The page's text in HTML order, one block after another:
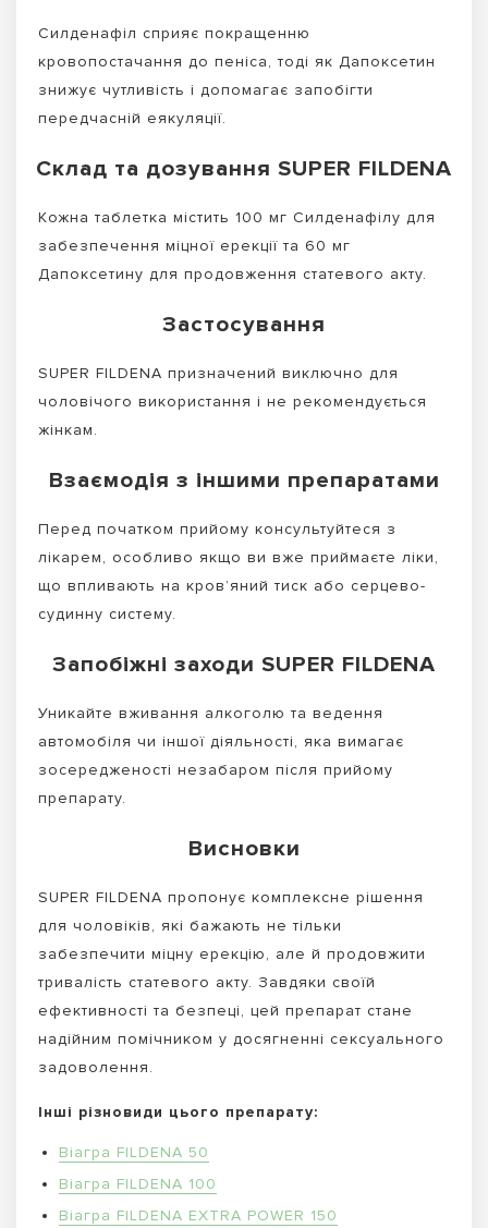
Силденафіл сприяє покращенню
кровопостачання до пеніса, тоді як Дапоксетин
знижує чутливість і допомагає запобігти
передчасній еякуляції.
Склад та дозування SUPER FILDENA
Кожна таблетка містить 100 мг Силденафілу для
забезпечення міцної ерекції та 60 мг
Дапоксетину для продовження статевого акту.
Застосування
SUPER FILDENA призначений виключно для
чоловічого використання і не рекомендується
жінкам.
Взаємодія з іншими препаратами
Перед початком прийому консультуйтеся з
лікарем, особливо якщо ви вже приймаєте ліки,
що впливають на кров’яний тиск або серцево-
судинну систему.
Запобіжні заходи SUPER FILDENA
Уникайте вживання алкоголю та ведення
автомобіля чи іншої діяльності, яка вимагає
зосередженості незабаром після прийому
препарату.
Висновки
SUPER FILDENA пропонує комплексне рішення
для чоловіків, які бажають не тільки
забезпечити міцну ерекцію, але й продовжити
тривалість статевого акту. Завдяки своїй
ефективності та безпеці, цей препарат стане
надійним помічником у досягненні сексуального
задоволення.
Інші різновиди цього препарату:
Віагра FILDENA 50
Віагра FILDENA 100
Віагра FILDENA EXTRA POWER 150